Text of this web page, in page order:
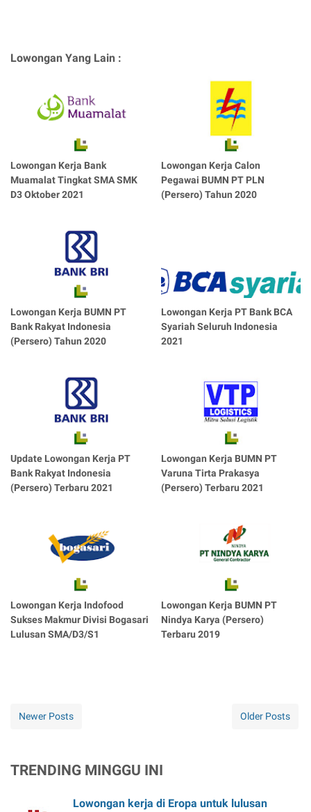
Lowongan Yang Lain :
Lowongan Kerja Bank
Muamalat Tingkat SMA SMK
D3 Oktober 2021
Lowongan Kerja Calon
Pegawai BUMN PT PLN
(Persero) Tahun 2020
Lowongan Kerja BUMN PT
Bank Rakyat Indonesia
(Persero) Tahun 2020
Lowongan Kerja PT Bank BCA
Syariah Seluruh Indonesia
2021
Update Lowongan Kerja PT
Bank Rakyat Indonesia
(Persero) Terbaru 2021
Lowongan Kerja BUMN PT
Varuna Tirta Prakasya
(Persero) Terbaru 2021
Lowongan Kerja Indofood
Sukses Makmur Divisi Bogasari
Lulusan SMA/D3/S1
Lowongan Kerja BUMN PT
Nindya Karya (Persero)
Terbaru 2019
Newer Posts Older Posts
TRENDING MINGGU INI
Lowongan kerja di Eropa untuk lulusan